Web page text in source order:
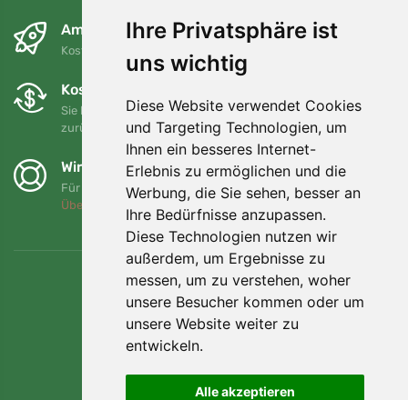
Ihre Privatsphäre ist
uns wichtig
Diese Website verwendet Cookies
und Targeting Technologien, um
Ihnen ein besseres Internet-
Erlebnis zu ermöglichen und die
Werbung, die Sie sehen, besser an
Ihre Bedürfnisse anzupassen.
Diese Technologien nutzen wir
außerdem, um Ergebnisse zu
messen, um zu verstehen, woher
unsere Besucher kommen oder um
unsere Website weiter zu
entwickeln.
Alle akzeptieren
Am nächsten Tag und kostenlos
Kostenloser Versand für Bestellungen über 80 EUR
Kostenloser Umtausch und Rückgabe
Sie können Ihre Bestellung jederzeit innerhalb von 90 Tagen
zurückgeben oder umtauschen.
Wir unterstützen Trees.org
Für jede Bestellung pflanzen wir einen Baum! Mehr lesen
Über uns